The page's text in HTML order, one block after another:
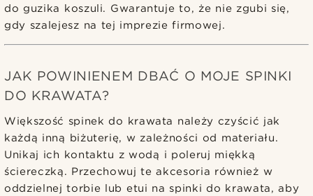
do guzika koszuli. Gwarantuje to, że nie zgubi się,
gdy szalejesz na tej imprezie firmowej.
JAK POWINIENEM DBAĆ O MOJE SPINKI
DO KRAWATA?
Większość spinek do krawata należy czyścić jak
każdą inną biżuterię, w zależności od materiału.
Unikaj ich kontaktu z wodą i poleruj miękką
ściereczką. Przechowuj te akcesoria również w
oddzielnej torbie lub etui na spinki do krawata, aby